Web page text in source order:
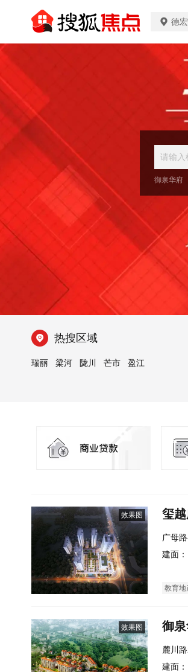
德宏
御泉华府
热搜区域
瑞丽 梁河 陇川 芒市 盈江
效果图 玺
广母
建面
教育地
效果图 御
麓川
建面